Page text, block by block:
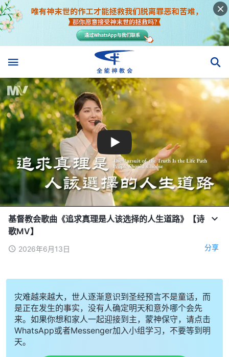
基督教会歌曲《追求真理是人该选择的人生道路》【诗
歌MV】
2026年6月13日 分享
灾难越来越大，世人逐渐意识到圣经预言不是童话，而
是正在发生的事实，没有人确定明天和意外哪个会先
来。如果你想和家人一起迎接到主，蒙神保守，请点击
WhatsApp或者Messenger加入小组学习，不要等到明
天。